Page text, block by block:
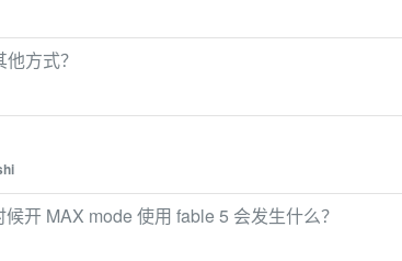
方式？
开 MAX mode 使用 fable 5 会发生什么？